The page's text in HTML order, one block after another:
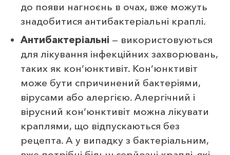
до появи нагноєнь в очах, вже можуть
знадобитися антибактеріальні краплі.
Антибактеріальні — використовуються
для лікування інфекційних захворювань,
таких як кон’юнктивіт. Кон’юнктивіт
може бути спричинений бактеріями,
вірусами або алергією. Алергічний і
вірусний кон’юнктивіт можна лікувати
краплями, що відпускаються без
рецепта. А у випадку з бактеріальним,